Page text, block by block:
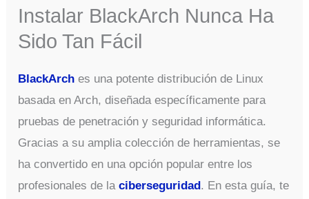
Instalar BlackArch Nunca Ha
Sido Tan Fácil
BlackArch es una potente distribución de Linux
basada en Arch, diseñada específicamente para
pruebas de penetración y seguridad informática.
Gracias a su amplia colección de herramientas, se
ha convertido en una opción popular entre los
profesionales de laciberseguridad. En esta guía, te